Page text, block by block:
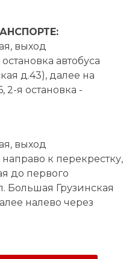
выход
автобуса
д.43), далее на
2-я остановка -
выход
к перекрестку,
до первого
Большая Грузинская
налево через